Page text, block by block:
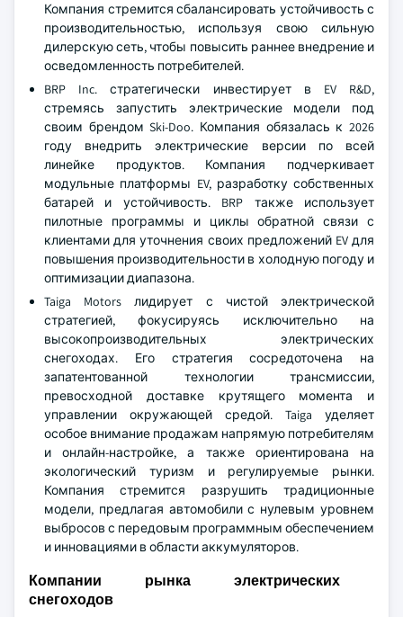
Компания стремится сбалансировать устойчивость с
производительностью, используя свою сильную
дилерскую сеть, чтобы повысить раннее внедрение и
осведомленность потребителей.
BRP Inc. стратегически инвестирует в EV R&D,
стремясь запустить электрические модели под
своим брендом Ski-Doo. Компания обязалась к 2026
году внедрить электрические версии по всей
линейке продуктов. Компания подчеркивает
модульные платформы EV, разработку собственных
батарей и устойчивость. BRP также использует
пилотные программы и циклы обратной связи с
клиентами для уточнения своих предложений EV для
повышения производительности в холодную погоду и
оптимизации диапазона.
Taiga Motors лидирует с чистой электрической
стратегией, фокусируясь исключительно на
высокопроизводительных электрических
снегоходах. Его стратегия сосредоточена на
запатентованной технологии трансмиссии,
превосходной доставке крутящего момента и
управлении окружающей средой. Taiga уделяет
особое внимание продажам напрямую потребителям
и онлайн-настройке, а также ориентирована на
экологический туризм и регулируемые рынки.
Компания стремится разрушить традиционные
модели, предлагая автомобили с нулевым уровнем
выбросов с передовым программным обеспечением
и инновациями в области аккумуляторов.
Компании рынка электрических
снегоходов